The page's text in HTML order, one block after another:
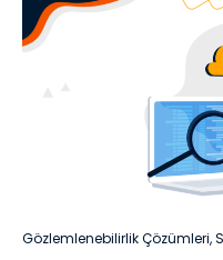
Gözlemlenebilirlik Çözümleri,